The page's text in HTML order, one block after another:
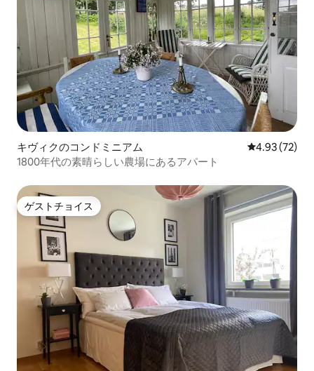
キヴィクのコンドミニアム レビュー72
4.93 (72)
1800年代の素晴らしい農場にあるアパート
ゲストチョイス
ゲストチョイス